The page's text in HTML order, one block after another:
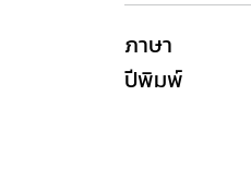
ภาษา
ปีพิมพ์